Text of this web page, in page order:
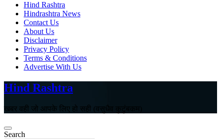
Hind Rashtra
Hindrashtra News
Contact Us
About Us
Disclaimer
Privacy Policy
Terms & Conditions
Advertise With Us
Hind Rashtra
खबर वही जो आपके लिए हो सही (वसुधैव कुटुंबकम)
Search